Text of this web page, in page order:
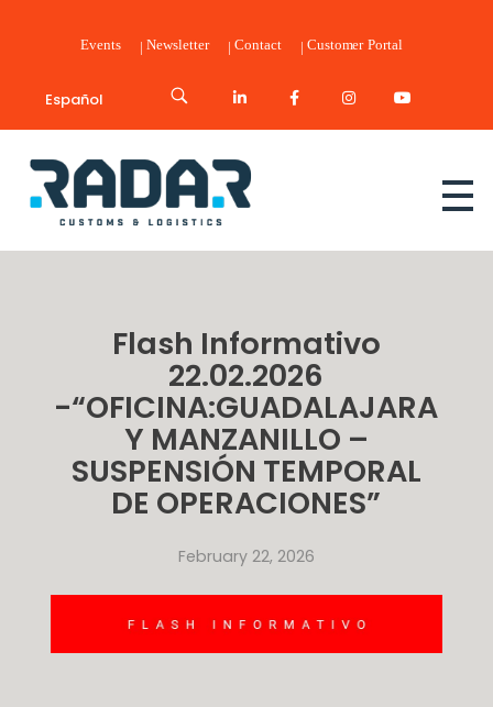
Events Newsletter Contact Customer Portal
Español
Radar Customs & Logistics
Flash Informativo
22.02.2026
-“OFICINA:GUADALAJARA
Y MANZANILLO –
SUSPENSIÓN TEMPORAL
DE OPERACIONES”
February 22, 2026